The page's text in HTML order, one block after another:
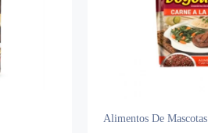
Alimentos De Mascotas